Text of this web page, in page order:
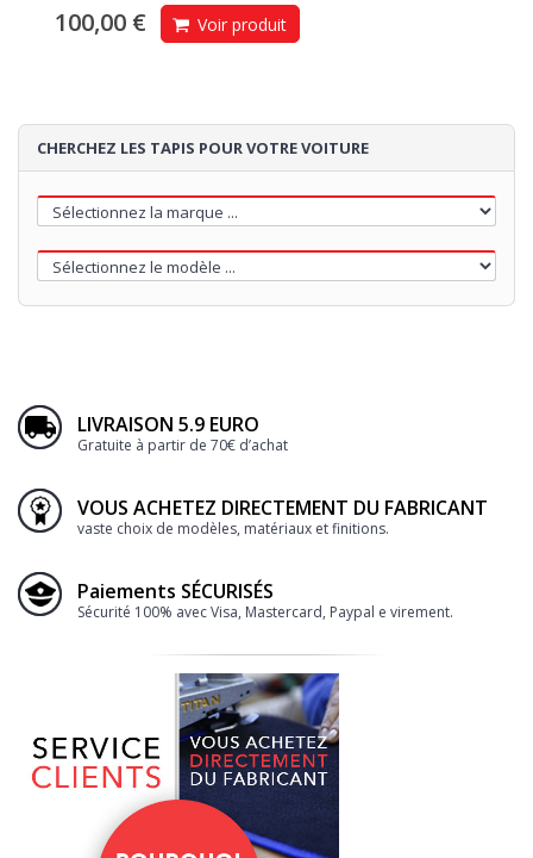
100,00 € Voir produit
CHERCHEZ LES TAPIS POUR VOTRE VOITURE
LIVRAISON 5.9 EURO
Gratuite à partir de 70€ d’achat
VOUS ACHETEZ DIRECTEMENT DU FABRICANT
vaste choix de modèles, matériaux et finitions.
Paiements SÉCURISÉS
Sécurité 100% avec Visa, Mastercard, Paypal e virement.